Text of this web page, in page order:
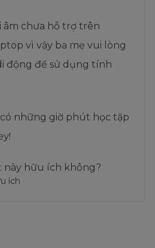
âm chưa hỗ trợ trên
vì vậy ba mẹ vui lòng
động để sử dụng tính
những giờ phút học tập
này hữu ích không?
ích